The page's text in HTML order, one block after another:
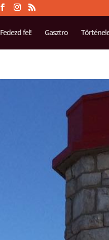
Fedezd fel! Gasztro